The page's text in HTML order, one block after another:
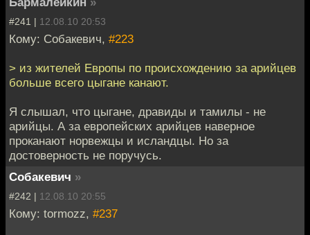
#241 | 12.08.10 20:53
Кому: Собакевич, #223
> из жителей Европы по происхождению за арийцев
больше всего цыгане канают.
Я слышал, что цыгане, дравиды и тамилы - не
арийцы. А за европейских арийцев наверное
проканают норвежцы и исландцы. Но за
достоверность не поручусь.
Собакевич »
#242 | 12.08.10 20:55
Кому: tormozz, #237